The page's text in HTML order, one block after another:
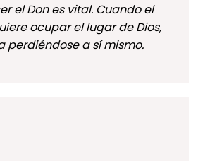
el Don es vital. Cuando el
ocupar el lugar de Dios,
perdiéndose a sí mismo.